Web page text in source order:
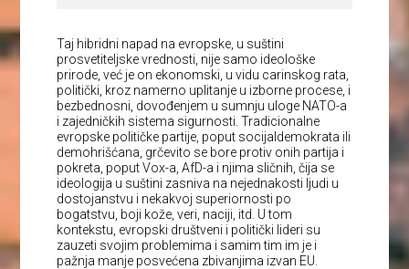
Taj hibridni napad na evropske, u suštini
prosvetiteljske vrednosti, nije samo ideološke
prirode, već je on ekonomski, u vidu carinskog rata,
politički, kroz namerno uplitanje u izborne procese, i
bezbednosni, dovođenjem u sumnju uloge NATO-a
i zajedničkih sistema sigurnosti. Tradicionalne
evropske političke partije, poput socijaldemokrata ili
demohrišćana, grčevito se bore protiv onih partija i
pokreta, poput Vox-a, AfD-a i njima sličnih, čija se
ideologija u suštini zasniva na nejednakosti ljudi u
dostojanstvu i nekakvoj superiornosti po
bogatstvu, boji kože, veri, naciji, itd. U tom
kontekstu, evropski društveni i politički lideri su
zauzeti svojim problemima i samim tim im je i
pažnja manje posvećena zbivanjima izvan EU.